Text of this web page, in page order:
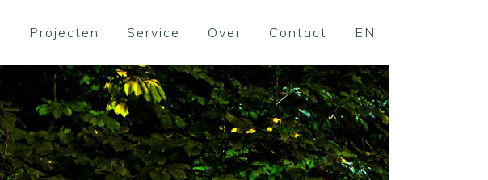
Projecten Service Over Contact EN